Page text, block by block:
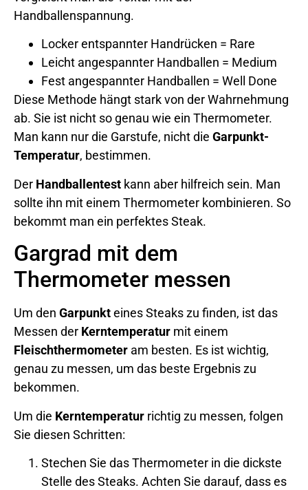
Handballenspannung.
Locker entspannter Handrücken = Rare
Leicht angespannter Handballen = Medium
Fest angespannter Handballen = Well Done
Diese Methode hängt stark von der Wahrnehmung
ab. Sie ist nicht so genau wie ein Thermometer.
Man kann nur die Garstufe, nicht die Garpunkt-
Temperatur, bestimmen.
Der Handballentest kann aber hilfreich sein. Man
sollte ihn mit einem Thermometer kombinieren. So
bekommt man ein perfektes Steak.
Gargrad mit dem
Thermometer messen
Um den Garpunkteines Steaks zu finden, ist das
Messen der Kerntemperatur mit einem
Fleischthermometer am besten. Es ist wichtig,
genau zu messen, um das beste Ergebnis zu
bekommen.
Um die Kerntemperatur richtig zu messen, folgen
Sie diesen Schritten:
Stechen Sie das Thermometer in die dickste
Stelle des Steaks. Achten Sie darauf, dass es